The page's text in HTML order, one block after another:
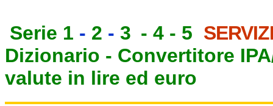
Serie 1 - 2 - 3 - 4 - 5
Dizionario - Convertitore
valute in lire ed euro